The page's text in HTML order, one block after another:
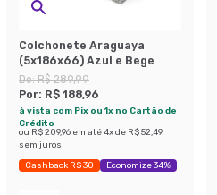
Colchonete Araguaya
(5x186x66) Azul e Bege
De:R$ 289,99
Por: R$ 188,96
à vista com Pix ou 1x no Cartão de
Crédito
ou R$ 209,96 em até4x de R$ 52,49
sem juros
Cashback R$ 30 Economize 34%